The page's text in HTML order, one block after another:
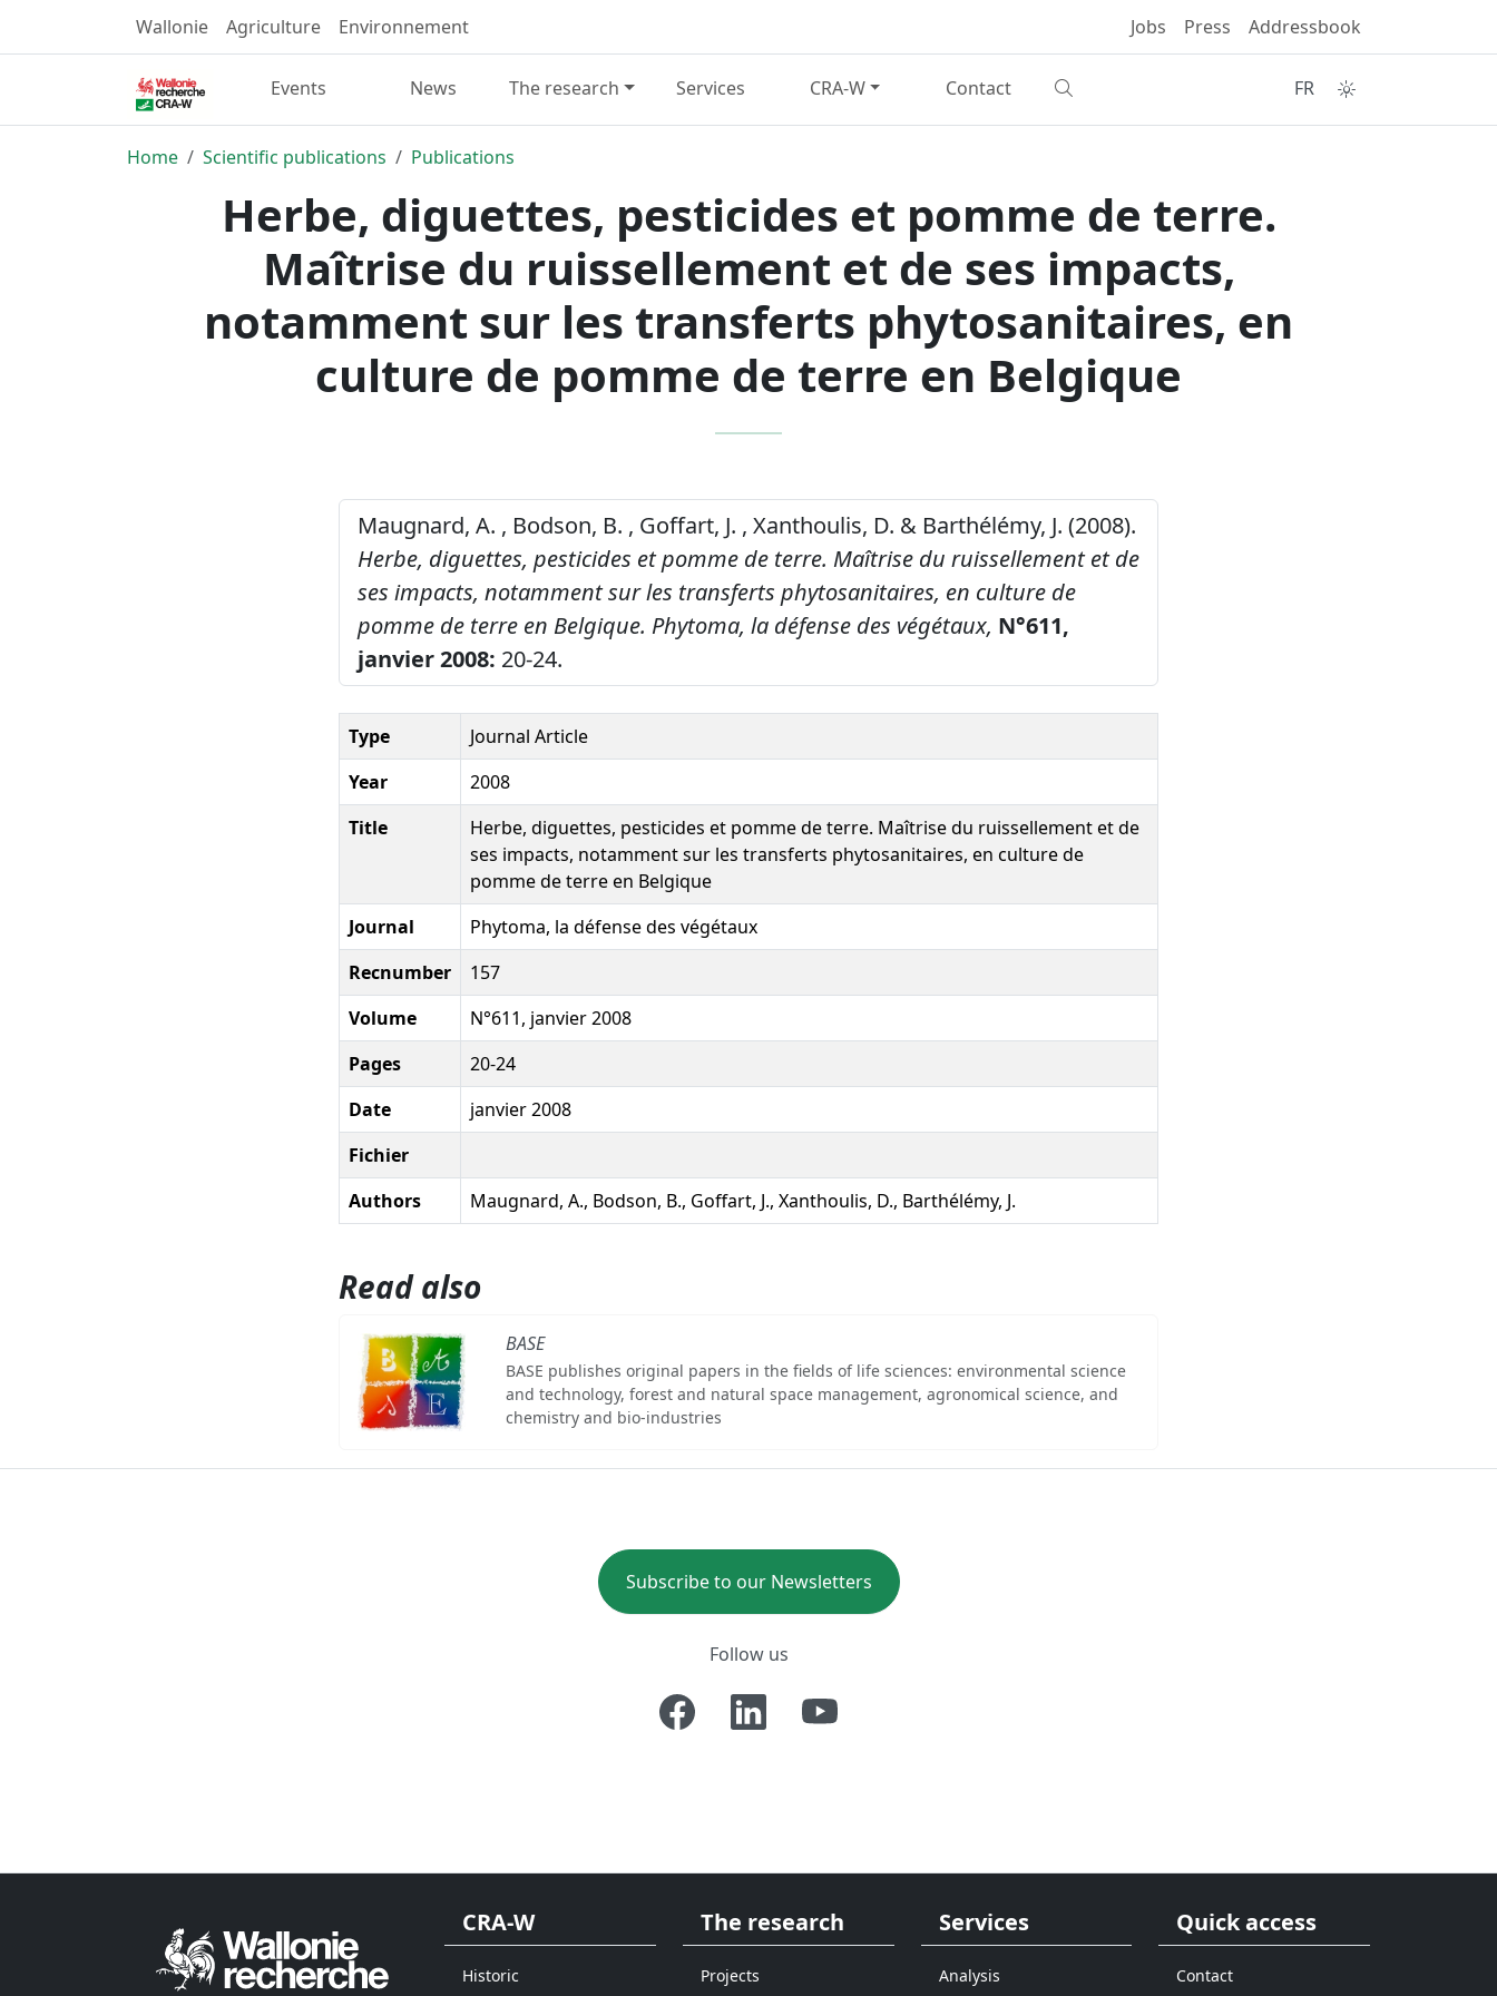
Wallonie Agriculture Environnement Jobs Press Addressbook
Events News The research Services CRA-W Contact FR
Home Scientific publications Publications
Herbe, diguettes, pesticides et pomme de terre.
Maîtrise du ruissellement et de ses impacts,
notamment sur les transferts phytosanitaires, en
culture de pomme de terre en Belgique
Maugnard, A. , Bodson, B. , Goffart, J. , Xanthoulis, D. & Barthélémy, J. (2008).
Herbe, diguettes, pesticides et pomme de terre. Maîtrise du ruissellement et de
ses impacts, notamment sur les transferts phytosanitaires, en culture de
pomme de terre en Belgique. Phytoma, la défense des végétaux, N°611,
janvier 2008: 20-24.
Type
Journal Article
Year
2008
Title
Herbe, diguettes, pesticides et pomme de terre. Maîtrise du ruissellement et de
ses impacts, notamment sur les transferts phytosanitaires, en culture de
pomme de terre en Belgique
Journal
Phytoma, la défense des végétaux
Recnumber
157
Volume
N°611, janvier 2008
Pages
20-24
Date
janvier 2008
Fichier
Authors
Maugnard, A., Bodson, B., Goffart, J., Xanthoulis, D., Barthélémy, J.
Read also
BASE
BASE publishes original papers in the fields of life sciences: environmental science
and technology, forest and natural space management, agronomical science, and
chemistry and bio-industries
Subscribe to our Newsletters
Follow us
CRA-W
Historic
The research
Projects
Services
Analysis
Quick access
Contact